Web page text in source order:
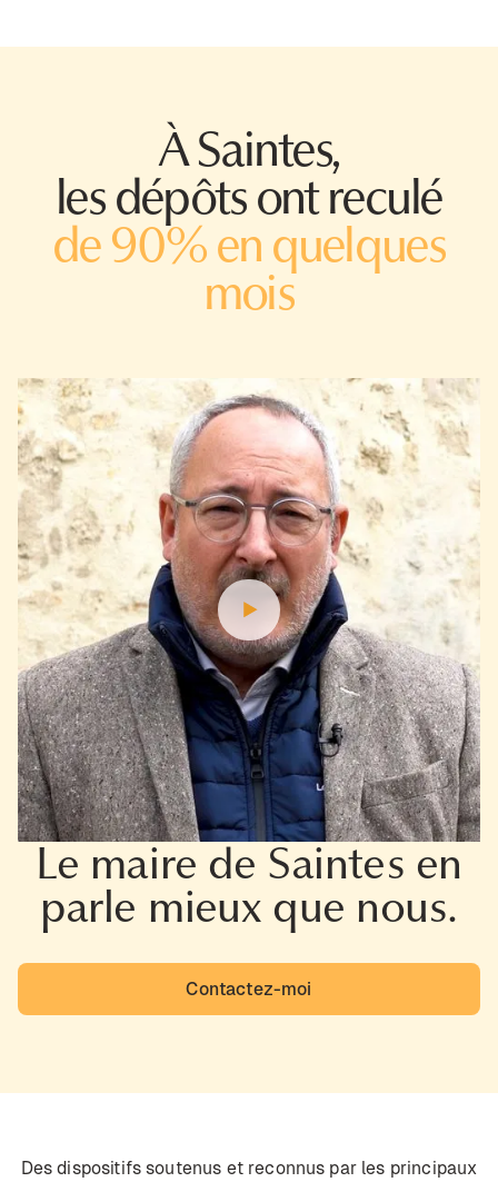
À Saintes,
les dépôts ont reculé
de 90% en quelques
mois
Le maire de Saintes en
parle mieux que nous.
Contactez-moi
Des dispositifs soutenus et reconnus par les principaux